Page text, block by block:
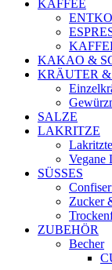
KAFFEE
KAKAO &
KRÄUTER
SALZE
LAKRITZE
Vegane
SÜSSES
Zucker
ZUBEHÖR
Becher